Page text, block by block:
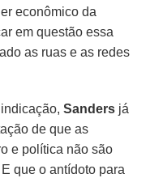
econômico da
em questão essa
as ruas e as redes
indicação,Sanders já
de que as
e política não são
que o antídoto para